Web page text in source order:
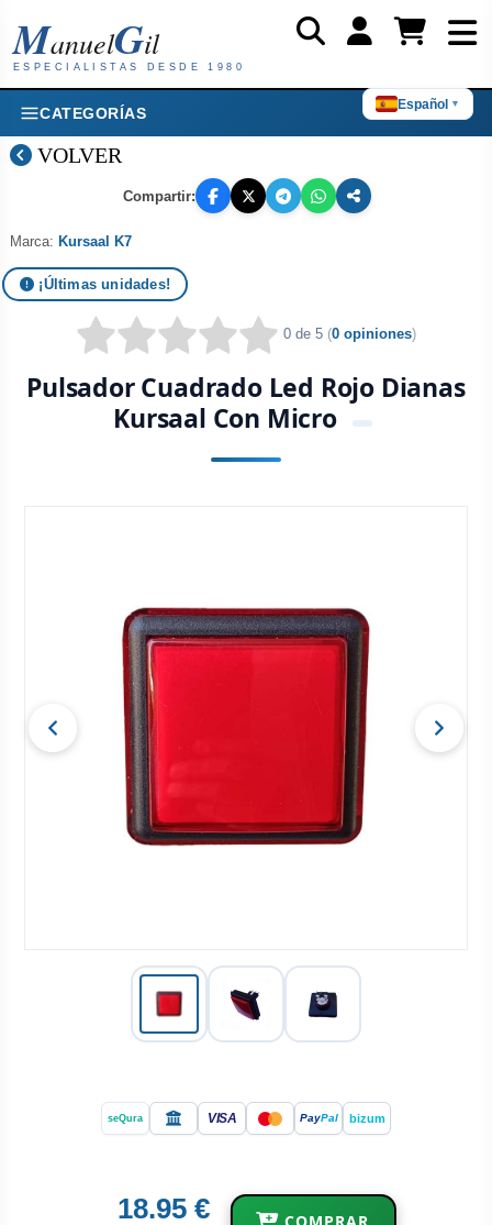
Español ▼
ManuelGil
ESPECIALISTAS DESDE 1980
CATEGORÍAS
VOLVER
Compartir:
seQura VISA PayPal bizum
18.95 €
0 de 5 (0 opiniones)
Pulsador Cuadrado Led Rojo Dianas
Kursaal Con Micro
Marca: Kursaal K7
¡Últimas unidades!